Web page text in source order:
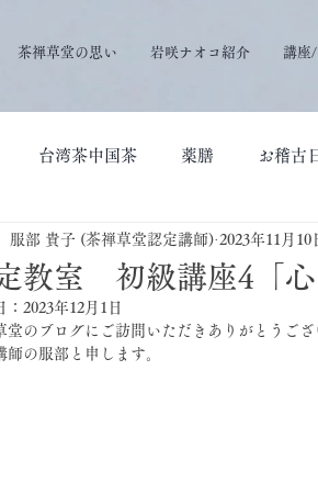
茶禅草堂の思い 岩咲ナオコ紹介 講座
台湾茶中国茶 薬膳 お稽古
茶道具
教室 初級講座4「
服部 貴子 (茶禅草堂認定講師) 2023年11月10
： 2023年12月1日
堂のブログにご訪問いただきありがとうござ
師の服部と申します。